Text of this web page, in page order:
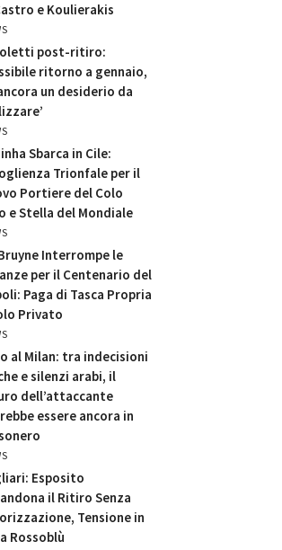
e Koulierakis
post-ritiro:
ritorno a gennaio,
un desiderio da
Sbarca in Cile:
Trionfale per il
Portiere del Colo
e Stella del Mondiale
Interrompe le
per il Centenario del
Paga di Tasca Propria
Privato
al Milan: tra indecisioni
e silenzi arabi, il
dell’attaccante
essere ancora in
Esposito
il Ritiro Senza
Tensione in
Rossoblù